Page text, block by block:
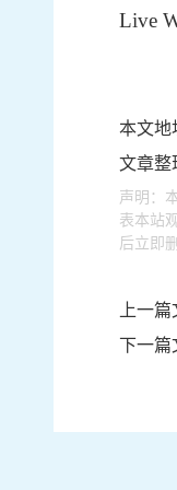
Live
本文地
文章整
声明：
表本站
后立即
上一篇
下一篇